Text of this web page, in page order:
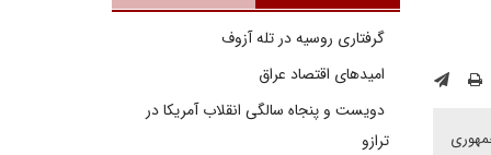
گرفتاری روسیه در تله آزوف
امیدهای اقتصاد عراق
دویست و پنجاه سالگی انقلاب آمریکا در
ترازو